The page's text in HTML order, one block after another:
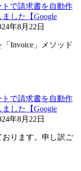
トで請求書を自動作
した【Google
年8月22日
Invoice」メソッド
トで請求書を自動作
した【Google
年8月22日
ります。申し訳ご